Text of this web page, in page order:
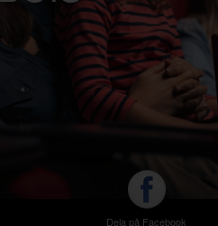
Dela på Facebook